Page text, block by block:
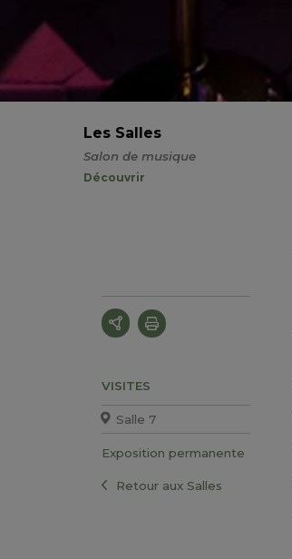
Les Salles
Salon de musique
Découvrir
VISITES
Salle 7
Exposition permanente
Retour aux Salles